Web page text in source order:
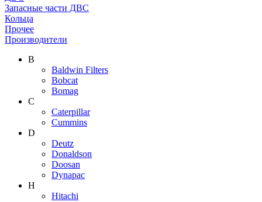
Запасные части ДВС
Кольца
Прочее
Производители
B
Baldwin Filters
Bobcat
Bomag
C
Caterpillar
Cummins
D
Deutz
Donaldson
Doosan
Dynapac
H
Hitachi